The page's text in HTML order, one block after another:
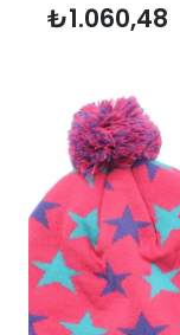
₺1.060,48